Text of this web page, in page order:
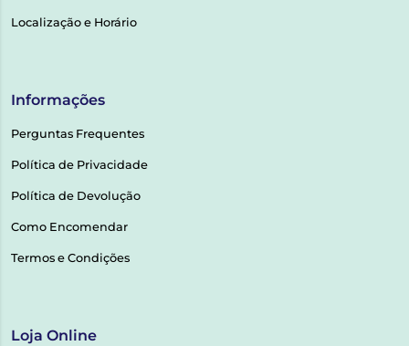
Localização e Horário
Informações
Perguntas Frequentes
Política de Privacidade
Política de Devolução
Como Encomendar
Termos e Condições
Loja Online